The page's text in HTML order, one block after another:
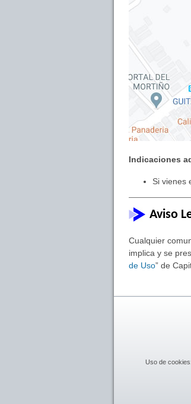
Indicaciones
Si vienes
Aviso
Cualquier
implica y se
de Uso” de
Uso de